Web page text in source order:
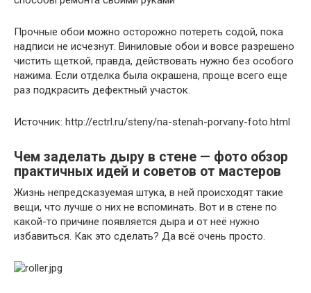
Прочные обои можно осторожно потереть содой, пока
надписи не исчезнут. Виниловые обои и вовсе разрешено
чистить щеткой, правда, действовать нужно без особого
нажима. Если отделка была окрашена, проще всего еще
раз подкрасить дефектный участок.
Источник: http://ectrl.ru/steny/na-stenah-porvany-foto.html
Чем заделать дыру в стене — фото обзор
практичных идей и советов от мастеров
Жизнь непредсказуемая штука, в ней происходят такие
вещи, что лучше о них не вспоминать. Вот и в стене по
какой-то причине появляется дыра и от неё нужно
избавиться. Как это сделать? Да всё очень просто.